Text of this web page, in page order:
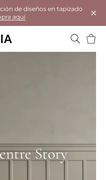
de diseños en tapizado
aquí
Story